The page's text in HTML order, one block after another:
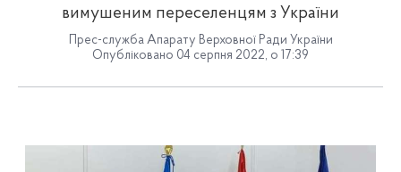
вимушеним переселенцям з України
Прес-служба Апарату Верховної Ради України
Опубліковано 04 серпня 2022, о 17:39